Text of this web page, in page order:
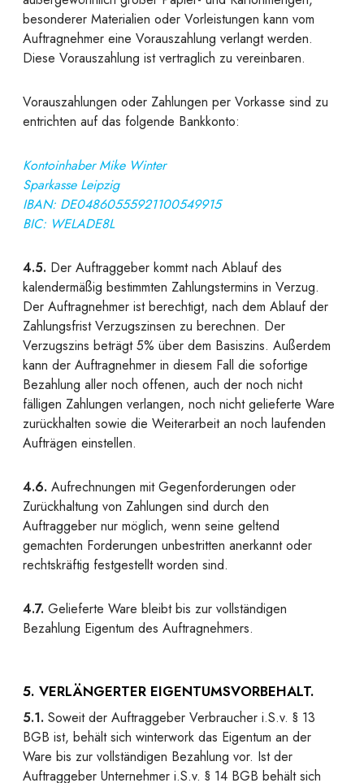
besonderer Materialien oder Vorleistungen kann vom
Auftragnehmer eine Vorauszahlung verlangt werden.
Diese Vorauszahlung ist vertraglich zu vereinbaren.
Vorauszahlungen oder Zahlungen per Vorkasse sind zu
entrichten auf das folgende Bankkonto:
Kontoinhaber Mike Winter
Sparkasse Leipzig
IBAN: DE04860555921100549915
BIC: WELADE8L
4.5. Der Auftraggeber kommt nach Ablauf des
kalendermäßig bestimmten Zahlungstermins in Verzug.
Der Auftragnehmer ist berechtigt, nach dem Ablauf der
Zahlungsfrist Verzugszinsen zu berechnen. Der
Verzugszins beträgt 5% über dem Basiszins. Außerdem
kann der Auftragnehmer in diesem Fall die sofortige
Bezahlung aller noch offenen, auch der noch nicht
fälligen Zahlungen verlangen, noch nicht gelieferte Ware
zurückhalten sowie die Weiterarbeit an noch laufenden
Aufträgen einstellen.
4.6. Aufrechnungen mit Gegenforderungen oder
Zurückhaltung von Zahlungen sind durch den
Auftraggeber nur möglich, wenn seine geltend
gemachten Forderungen unbestritten anerkannt oder
rechtskräftig festgestellt worden sind.
4.7. Gelieferte Ware bleibt bis zur vollständigen
Bezahlung Eigentum des Auftragnehmers.
5. VERLÄNGERTER EIGENTUMSVORBEHALT.
5.1. Soweit der Auftraggeber Verbraucher i.S.v. § 13
BGB ist, behält sich winterwork das Eigentum an der
Ware bis zur vollständigen Bezahlung vor. Ist der
Auftraggeber Unternehmer i.S.v. § 14 BGB behält sich